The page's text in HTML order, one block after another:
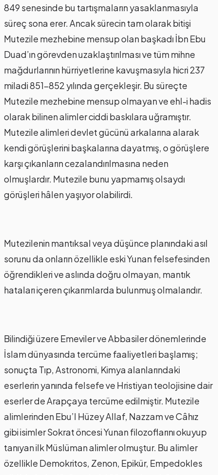
849 senesinde bu tartışmaların yasaklanmasıyla
süreç sona erer. Ancak sürecin tam olarak bitişi
Mutezile mezhebine mensup olan başkadı İbn Ebu
Duad’ın görevden uzaklaştırılması ve tüm mihne
mağdurlarının hürriyetlerine kavuşmasıyla hicri 237
miladi 851-852 yılında gerçekleşir. Bu süreçte
Mutezile mezhebine mensup olmayan ve ehl-i hadis
olarak bilinen alimler ciddi baskılara uğramıştır.
Mutezile alimleri devlet gücünü arkalarına alarak
kendi görüşlerini başkalarına dayatmış, o görüşlere
karşı çıkanların cezalandırılmasına neden
olmuşlardır. Mutezile bunu yapmamış olsaydı
görüşleri hâlen yaşıyor olabilirdi.
Mutezilenin mantıksal veya düşünce planındaki asıl
sorunu da onların özellikle eski Yunan felsefesinden
öğrendikleri ve aslında doğru olmayan, mantık
hataları içeren çıkarımlarda bulunmuş olmalarıdır.
Bilindiği üzere Emeviler ve Abbasiler dönemlerinde
İslam dünyasında tercüme faaliyetleri başlamış;
sonuçta Tıp, Astronomi, Kimya alanlarındaki
eserlerin yanında felsefe ve Hristiyan teolojisine dair
eserler de Arapçaya tercüme edilmiştir. Mutezile
alimlerinden Ebu’l Hüzey Allaf, Nazzam ve Câhız
gibi isimler Sokrat öncesi Yunan filozoflarını okuyup
tanıyan ilk Müslüman alimler olmuştur. Bu alimler
özellikle Demokritos, Zenon, Epikür, Empedokles